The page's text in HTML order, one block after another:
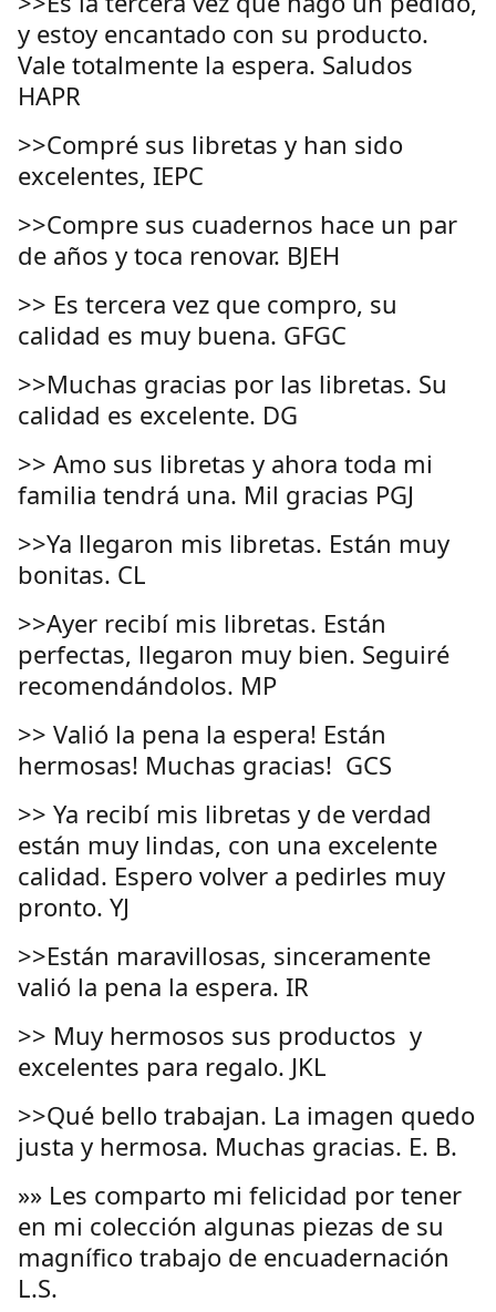
y estoy encantado con su producto.
Vale totalmente la espera. Saludos
HAPR
>>Compré sus libretas y han sido
excelentes, IEPC
>>Compre sus cuadernos hace un par
de años y toca renovar. BJEH
>> Es tercera vez que compro, su
calidad es muy buena. GFGC
>>Muchas gracias por las libretas. Su
calidad es excelente. DG
>> Amo sus libretas y ahora toda mi
familia tendrá una. Mil gracias PGJ
>>Ya llegaron mis libretas. Están muy
bonitas. CL
>>Ayer recibí mis libretas. Están
perfectas, llegaron muy bien. Seguiré
recomendándolos. MP
>> Valió la pena la espera! Están
hermosas! Muchas gracias! GCS
>> Ya recibí mis libretas y de verdad
están muy lindas, con una excelente
calidad. Espero volver a pedirles muy
pronto. YJ
>>Están maravillosas, sinceramente
valió la pena la espera. IR
>> Muy hermosos sus productos y
excelentes para regalo. JKL
>>Qué bello trabajan. La imagen quedo
justa y hermosa. Muchas gracias. E. B.
»» Les comparto mi felicidad por tener
en mi colección algunas piezas de su
magnífico trabajo de encuadernación
L.S.